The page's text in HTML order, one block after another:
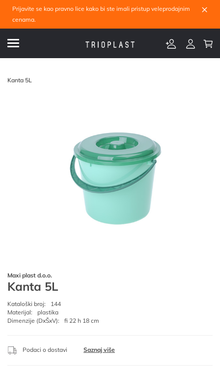
Prijavite se kao pravno lice kako bi ste imali pristup veleprodajnim
cenama.
×
Kanta 5L
Maxi plast d.o.o.
Kanta 5L
Kataloški broj:
144
Materijal:
plastika
Dimenzije (DxŠxV):
fi 22 h 18 cm
Podaci o dostavi Saznaj više